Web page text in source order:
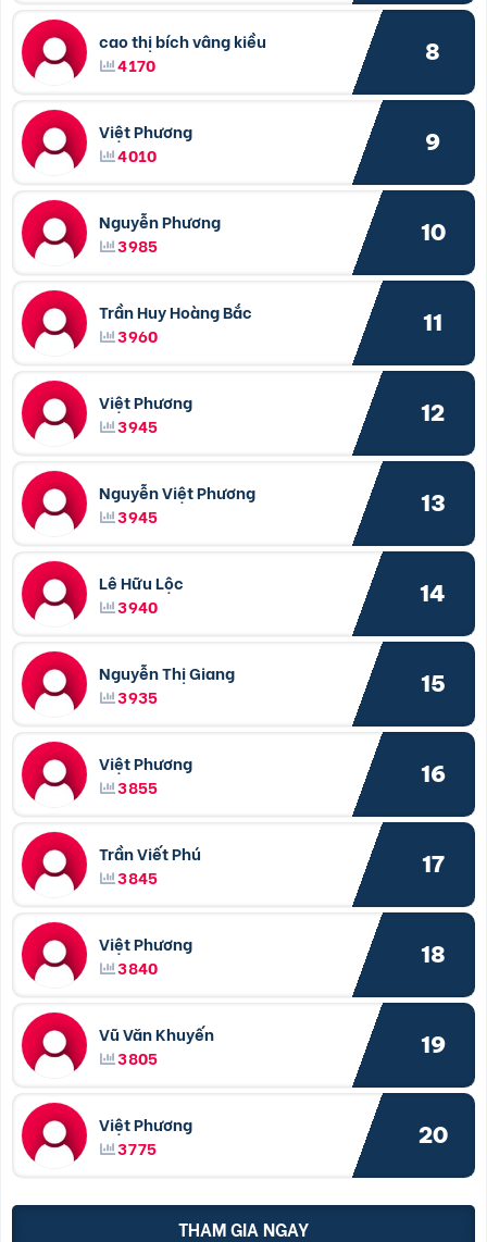
cao thị bích vâng kiều
4170
8
Việt Phương
4010
9
Nguyễn Phương
3985
10
Trần Huy Hoàng Bắc
3960
11
Việt Phương
3945
12
Nguyễn Việt Phương
3945
13
Lê Hữu Lộc
3940
14
Nguyễn Thị Giang
3935
15
Việt Phương
3855
16
Trần Viết Phú
3845
17
Việt Phương
3840
18
Vũ Văn Khuyến
3805
19
Việt Phương
3775
20
THAM GIA NGAY